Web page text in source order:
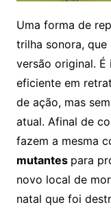
Uma forma de
trilha sonora,
versão original. É
eficiente em
de ação, mas
atual. Afinal de
fazem a mesma
mutantes para
novo local de
natal que foi